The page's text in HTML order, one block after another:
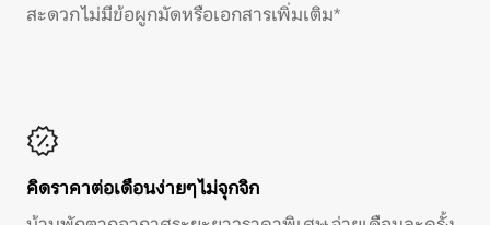
สะดวก ไม่มีข้อผูกมัดหรือเอกสารเพิ่มเติม*
คิดราคาต่อเดือนง่ายๆ ไม่จุกจิก